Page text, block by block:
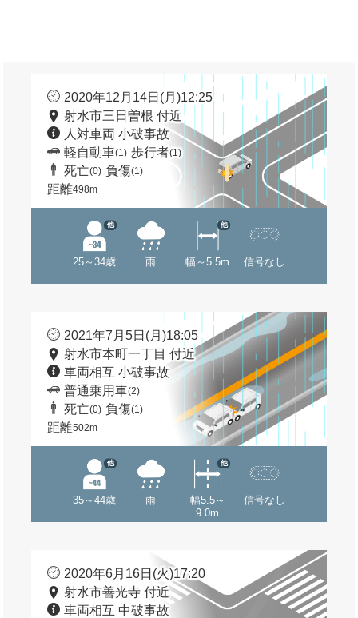
2020年12月14日(月)12:25
射水市三日曽根 付近
人対車両 小破事故
軽自動車(1) 歩行者(1)
死亡(0) 負傷(1)
距離498m
25～34歳
他
雨 幅～5.5m
他
信号なし
2021年7月5日(月)18:05
射水市本町一丁目 付近
車両相互 小破事故
普通乗用車(2)
死亡(0) 負傷(1)
距離502m
35～44歳
他
雨
幅5.5～
9.0m
他
信号なし
2020年6月16日(火)17:20
射水市善光寺 付近
車両相互 中破事故